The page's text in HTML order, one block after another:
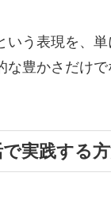
いう表現を、
な豊かさだけ
実践する